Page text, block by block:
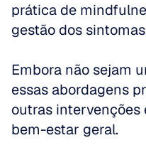
prática de
gestão dos
Embora não sejam
essas abordagens
outras intervenções
bem-estar geral.